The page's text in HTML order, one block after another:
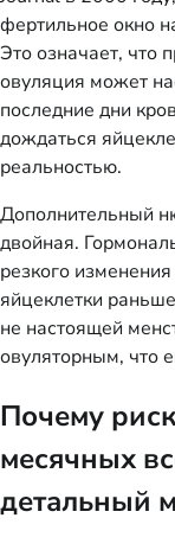
фертильное окно
Это означает, что
овуляция может
последние дни
дождаться
реальностью.
Дополнительный
двойная.
резкого
яйцеклетки
не настоящей
овуляторным, что
Почему
месячных
детальный